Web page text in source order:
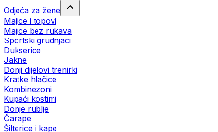
Odjeća za žene
Majice i topovi
Majice bez rukava
Sportski grudnjaci
Dukserice
Jakne
Donji dijelovi trenirki
Kratke hlačice
Kombinezoni
Kupaći kostimi
Donje rublje
Čarape
Šilterice i kape